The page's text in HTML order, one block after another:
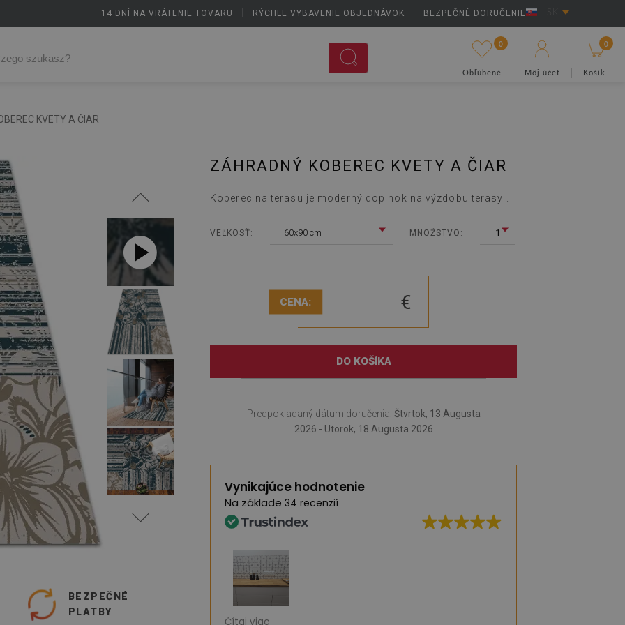
14 DNÍ NA VRÁTENIE TOVARU RÝCHLE VYBAVENIE OBJEDNÁVOK BEZPEČNÉ DORUČENIE
0
Obľúbené Môj účet
0
Košík
KVETY A ČIAR
BEZPEČNÉ
PLATBY
ZÁHRADNÝ KOBEREC KVETY A ČIAR
Koberec na terasu je moderný doplnok na výzdobu terasy .
VEĽKOSŤ: 60x90 cm MNOŽSTVO: 1
CENA: €
DO KOŠÍKA
Predpokladaný dátum doručenia: Štvrtok, 13 Augusta
2026 - Utorok, 18 Augusta 2026
Vynikajúce hodnotenie
Na základe 34 recenzií
– skvelý produkt. Obrovský výber
Som veľmi spokojná. Veľmi dobrá kvalita, krásny vzor.
Čítaj viac